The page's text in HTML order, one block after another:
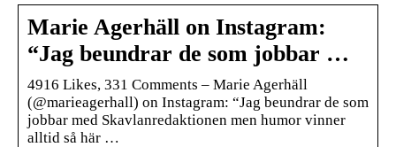
Marie Agerhäll on Instagram:
“Jag beundrar de som jobbar …
4916 Likes, 331 Comments – Marie Agerhäll
(@marieagerhall) on Instagram: “Jag beundrar de som
jobbar med Skavlanredaktionen men humor vinner
alltid så här …